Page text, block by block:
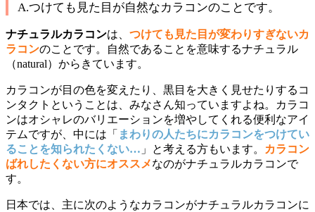
A.つけても見た目が自然なカラコンのことです。
ナチュラルカラコンは、 つけても見た目が変わりすぎないカ
ラコンのことです。自然であることを意味するナチュラル
（natural）からきています。
カラコンが目の色を変えたり、黒目を大きく見せたりするコ
ンタクトということは、みなさん知っていますよね。カラコ
ンはオシャレのバリエーションを増やしてくれる便利なアイ
テムですが、中には「 まわりの人たちにカラコンをつけてい
ることを知られたくない… 」と考える方もいます。 カラコン
ばれしたくない方にオススメなのがナチュラルカラコンで
す。
日本では、主に次のようなカラコンがナチュラルカラコンに